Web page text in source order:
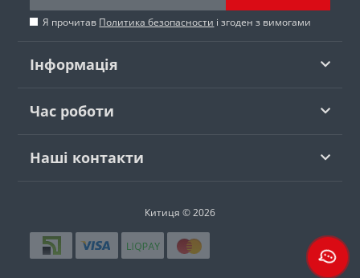
Я прочитав Политика безопасности і згоден з вимогами
Інформація
Час роботи
Наші контакти
Китиця © 2026